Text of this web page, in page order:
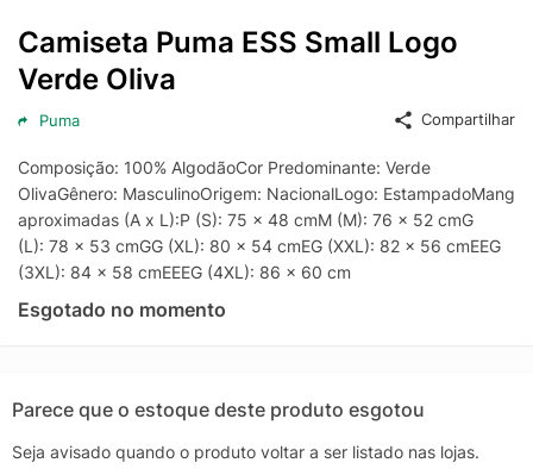
Camiseta Puma ESS Small Logo
Verde Oliva
Puma Compartilhar
Composição: 100% AlgodãoCor Predominante: Verde
OlivaGênero: MasculinoOrigem: NacionalLogo:
aproximadas (A x L):P (S): 75 x 48 cmM (M): 76 x 52 cmG
(L): 78 x 53 cmGG (XL): 80 x 54 cmEG (XXL): 82 x 56 cmEEG
(3XL): 84 x 58 cmEEEG (4XL): 86 x 60 cm
Esgotado no momento
Parece que o estoque deste produto esgotou
Seja avisado quando o produto voltar a ser listado nas lojas.